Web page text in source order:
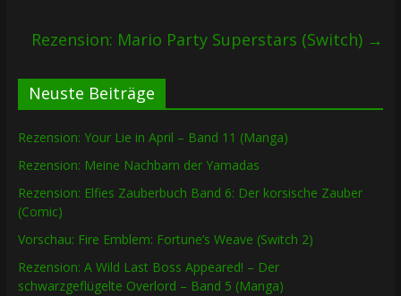
Rezension: Mario Party Superstars (Switch) →
Neuste Beiträge
Rezension: Your Lie in April – Band 11 (Manga)
Rezension: Meine Nachbarn der Yamadas
Rezension: Elfies Zauberbuch Band 6: Der korsische Zauber
(Comic)
Vorschau: Fire Emblem: Fortune’s Weave (Switch 2)
Rezension: A Wild Last Boss Appeared! – Der
schwarzgeflügelte Overlord – Band 5 (Manga)